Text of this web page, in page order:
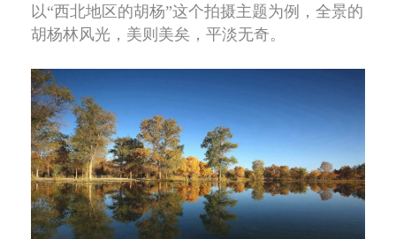
以“西北地区的胡杨”这个拍摄主题为例，全景的
胡杨林风光，美则美矣，平淡无奇。